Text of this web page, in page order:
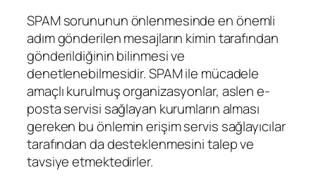
SPAM sorununun önlenmesinde en önemli
adım gönderilen mesajların kimin tarafından
gönderildiğinin bilinmesi ve
denetlenebilmesidir. SPAM ile mücadele
amaçlı kurulmuş organizasyonlar, aslen e-
posta servisi sağlayan kurumların alması
gereken bu önlemin erişim servis sağlayıcılar
tarafından da desteklenmesini talep ve
tavsiye etmektedirler.